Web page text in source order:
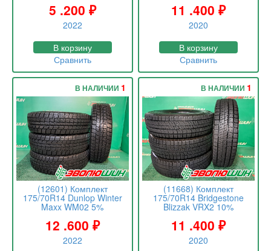
5 .200 ₽
2022
В корзину
Сравнить
11 .400₽
2020
В корзину
Сравнить
(12601) Комплект
175/70R14 Dunlop Winter
Maxx WM02 5%
12 .600 ₽
2022
В НАЛИЧИИ 1
(11668) Комплект
175/70R14 Bridgestone
Blizzak VRX2 10%
11 .400₽
2020
В НАЛИЧИИ 1